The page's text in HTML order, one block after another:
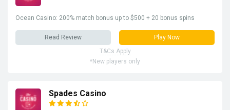
Ocean Casino: 200% match bonus up to $500 + 20 bonus spins
Read Review
Play Now
T&Cs Apply
*New players only
Spades Casino